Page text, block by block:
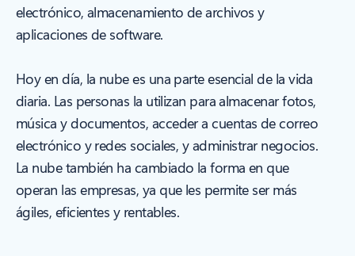
electrónico, almacenamiento de archivos y
aplicaciones de software.
Hoy en día, la nube es una parte esencial de la vida
diaria. Las personas la utilizan para almacenar fotos,
música y documentos, acceder a cuentas de correo
electrónico y redes sociales, y administrar negocios.
La nube también ha cambiado la forma en que
operan las empresas, ya que les permite ser más
ágiles, eficientes y rentables.